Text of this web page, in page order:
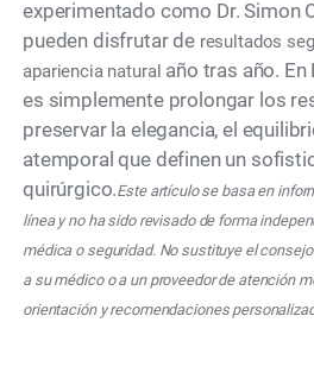
experimentado como Dr. Simon
pueden disfrutar de resultados
apariencia natural año tras año. En
es simplemente prolongar los
preservar la elegancia, el
atemporal que definen un
quirúrgico.Este artículo se basa en
línea y no ha sido revisado de forma
médica o seguridad. No sustituye el
a su médico o a un proveedor de atención
orientación y recomendaciones